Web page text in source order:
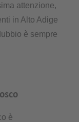
attenzione,
in Alto Adige
è sempre
è